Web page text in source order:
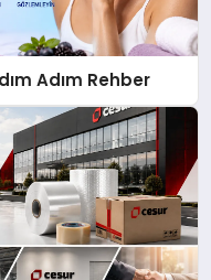
Adım Rehber